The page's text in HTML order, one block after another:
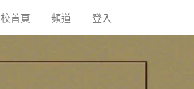
校首頁 頻道 登入